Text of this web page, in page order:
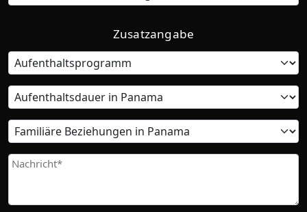
Zusatzangabe
Residency
Program
Time
of
residence
in
Panama
Family
ties
in
Give
details